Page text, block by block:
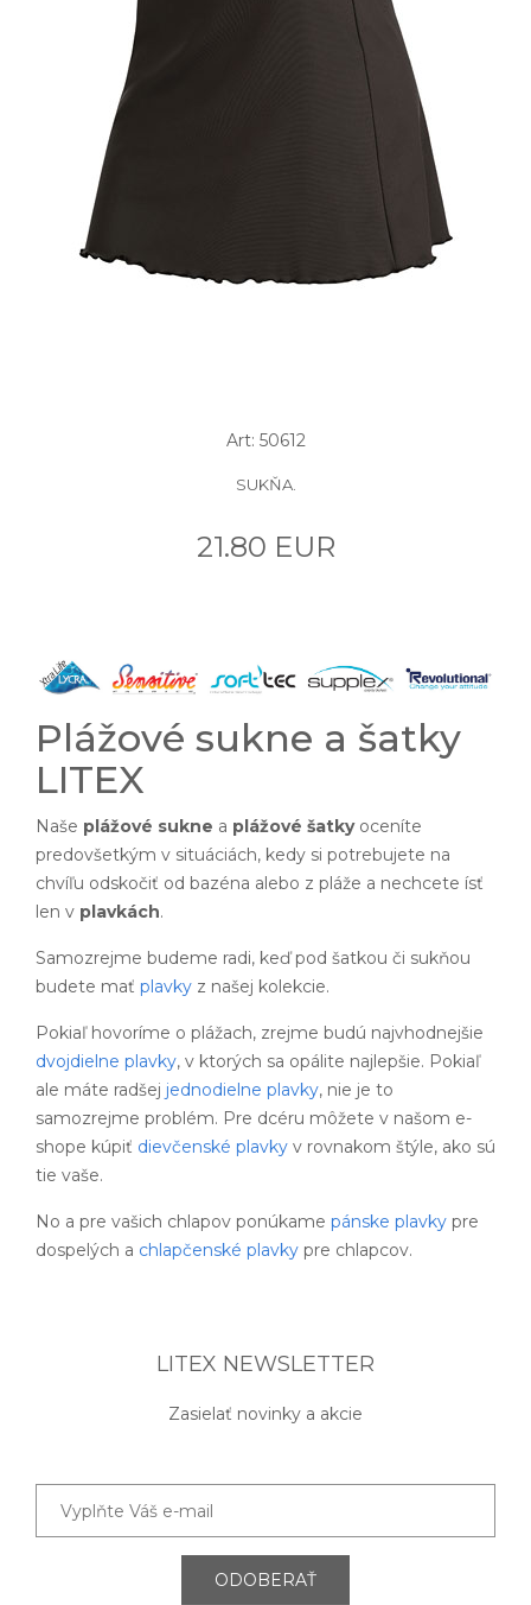
Art: 50612
SUKŇA.
21.80 EUR
Plážové sukne a šatky
LITEX
Naše plážové sukne a plážové šatkyoceníte
predovšetkým v situáciách, kedy si potrebujete na
chvíľu odskočiť od bazéna alebo z pláže a nechcete ísť
len v plavkách.
Samozrejme budeme radi, keď pod šatkou či sukňou
budete mať plavky z našej kolekcie.
Pokiaľ hovoríme o plážach, zrejme budú najvhodnejšie
dvojdielne plavky, v ktorých sa opálite najlepšie. Pokiaľ
ale máte radšej jednodielne plavky, nie je to
samozrejme problém. Pre dcéru môžete v našom e-
shope kúpiť dievčenské plavky v rovnakom štýle, ako sú
tie vaše.
No a pre vašich chlapov ponúkame pánske plavky pre
dospelých a chlapčenské plavky pre chlapcov.
LITEX NEWSLETTER
Zasielať novinky a akcie
ODOBERAŤ